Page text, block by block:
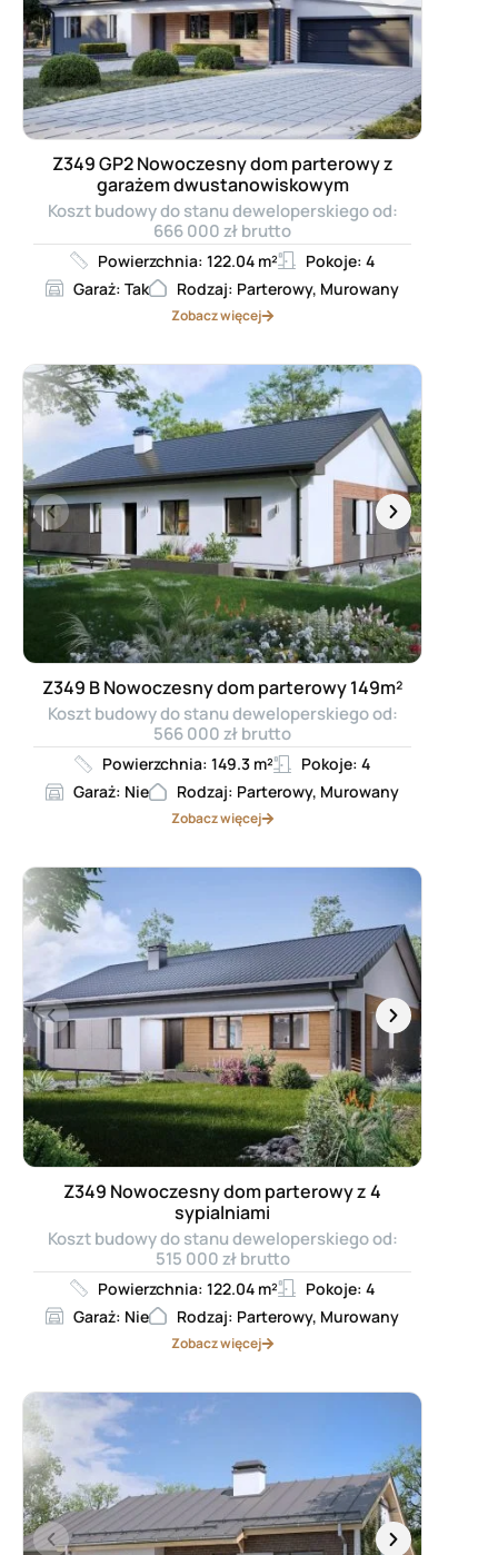
Z349 GP2 Nowoczesny dom parterowy z
garażem dwustanowiskowym
Koszt budowy do stanu deweloperskiego od:
666 000 zł brutto
Powierzchnia: 122.04 m²
Pokoje: 4
Garaż: Tak
Rodzaj: Parterowy, Murowany
Zobacz więcej
Z349 B Nowoczesny dom parterowy 149m²
Koszt budowy do stanu deweloperskiego od:
566 000 zł brutto
Powierzchnia: 149.3 m²
Pokoje: 4
Garaż: Nie
Rodzaj: Parterowy, Murowany
Zobacz więcej
Z349 Nowoczesny dom parterowy z 4
sypialniami
Koszt budowy do stanu deweloperskiego od:
515 000 zł brutto
Powierzchnia: 122.04 m²
Pokoje: 4
Garaż: Nie
Rodzaj: Parterowy, Murowany
Zobacz więcej